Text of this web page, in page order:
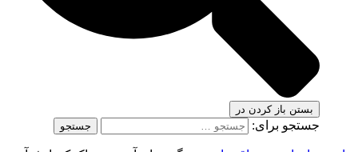
بستن باز کردن در
جستجو برای: